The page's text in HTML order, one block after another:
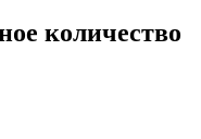
количество